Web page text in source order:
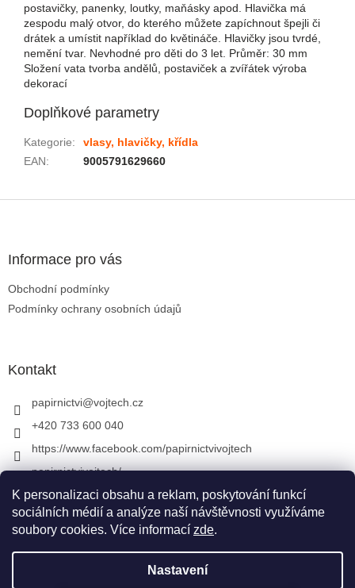
K personalizaci obsahu a reklam, poskytování funkcí
sociálních médií a analýze naší návštěvnosti využíváme
soubory cookies. Více informací zde.
Nastavení
postavičky, panenky, loutky, maňásky apod. Hlavička má
zespodu malý otvor, do kterého můžete zapíchnout špejli či
drátek a umístit například do květináče. Hlavičky jsou tvrdé,
nemění tvar. Nevhodné pro děti do 3 let. Průměr: 30 mm
Složení vata tvorba andělů, postaviček a zvířátek výroba
dekorací
Doplňkové parametry
Kategorie:
vlasy, hlavičky, křídla
EAN: 9005791629660
Informace pro vás
Obchodní podmínky
Podmínky ochrany osobních údajů
Kontakt
papirnictvi@vojtech.cz
+420 733 600 040
https://www.facebook.com/papirnictvivojtech
papirnictvivojtech/
+420 733 600 040
Vytvořil Shoptet&